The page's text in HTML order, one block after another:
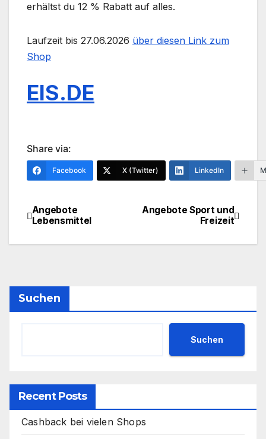
erhältst du 12 % Rabatt auf alles.
Laufzeit bis 27.06.2026 über diesen Link zum
Shop
EIS.DE
Share via:
Facebook X (Twitter) LinkedIn
Beitragsnavigation
Angebote Sport und
Freizeit
Angebote
Lebensmittel
Suchen
Suchen
Recent Posts
Cashback bei vielen Shops